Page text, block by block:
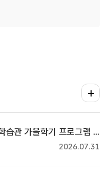
2026년 공주시 행복누림 평생학습관 가을학기 프로그램 수강생 모집
2026.07.31
더보기